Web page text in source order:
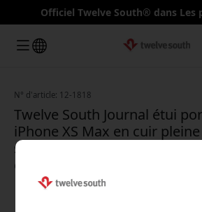
Officiel Twelve South® dans Les
N° d'article: 12-1818
Twelve South Journal étui
iPhone XS Max en cuir
support intégré et 3
cartes - Noir
🎉 Votre code de